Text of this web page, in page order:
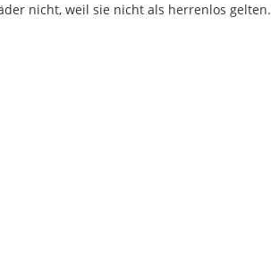
nicht, weil sie nicht als herrenlos gelten.